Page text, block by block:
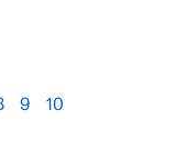
9 10